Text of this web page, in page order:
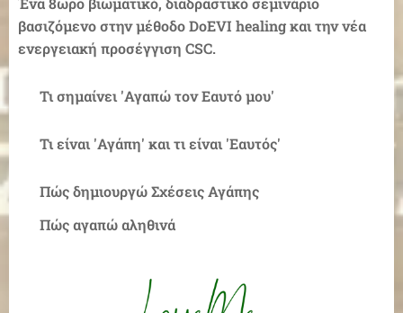
βασιζόμενο στην μέθοδο DoEVI healing και την νέα
ενεργειακή προσέγγιση CSC.
♥ Τι σημαίνει 'Αγαπώ τον Εαυτό μου'
♥ Τι είναι 'Αγάπη' και τι είναι 'Εαυτός'
♥ Πώς δημιουργώ Σχέσεις Αγάπης
♥ Πώς αγαπώ αληθινά